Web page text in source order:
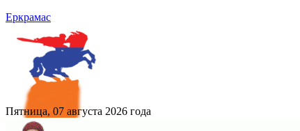
Еркрамас
Пятница, 07 августа 2026 года